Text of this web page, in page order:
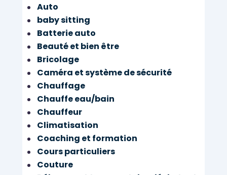
Auto
baby sitting
Batterie auto
Beauté et bien être
Bricolage
Caméra et système de sécurité
Chauffage
Chauffe eau/bain
Chauffeur
Climatisation
Coaching et formation
Cours particuliers
Couture